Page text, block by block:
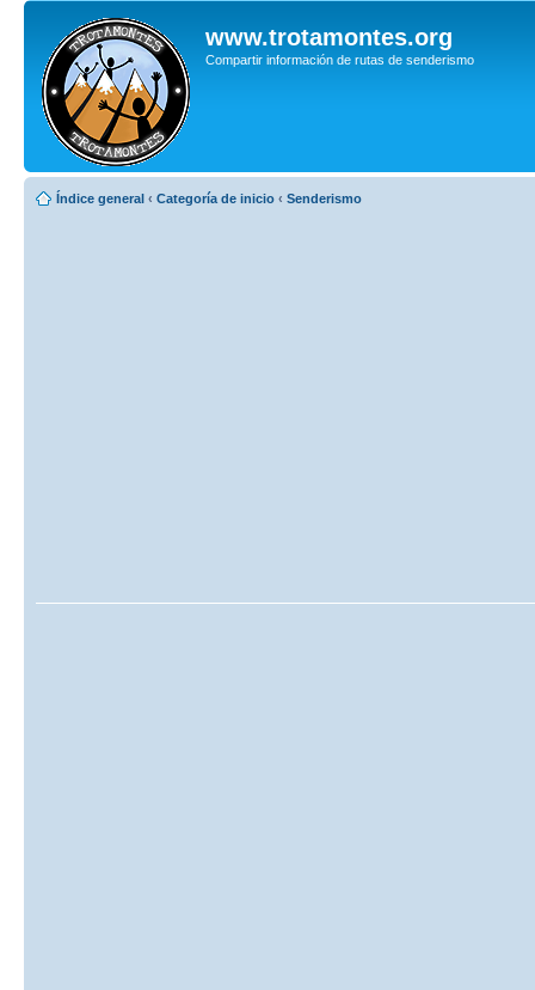
www.trotamontes.org
Compartir información de rutas de senderismo
Índice general ‹ Categoría de inicio ‹ Senderismo